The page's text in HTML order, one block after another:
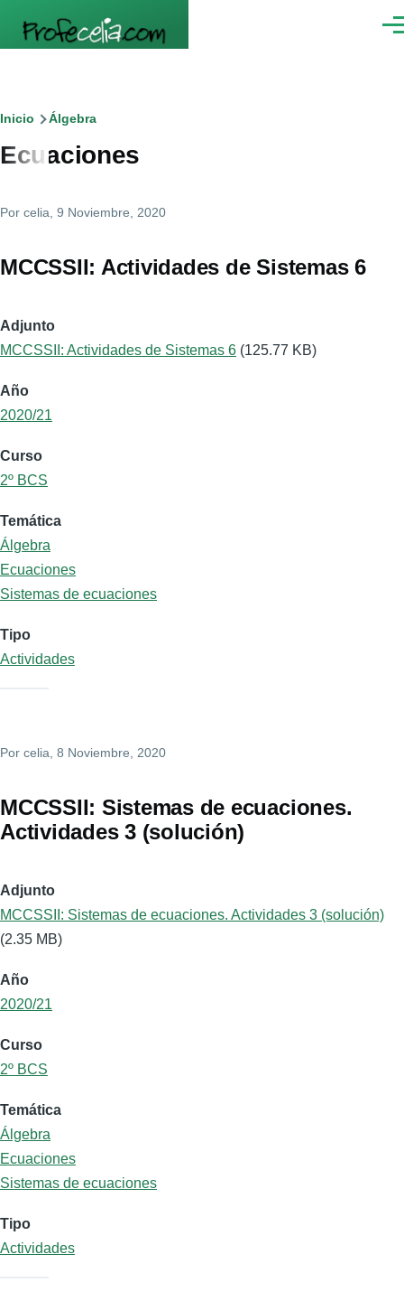
Ruta
de
Inicio Álgebra
Ecuaciones
Por celia , 9 Noviembre, 2020
MCCSSII: Actividades de Sistemas 6
Adjunto
MCCSSII: Actividades de Sistemas 6 (125.77 KB)
Año
2020/21
Curso
2º BCS
Temática
Álgebra
Ecuaciones
Sistemas de ecuaciones
Tipo
Actividades
Por celia , 8 Noviembre, 2020
MCCSSII: Sistemas de ecuaciones.
Actividades 3 (solución)
Adjunto
MCCSSII: Sistemas de ecuaciones. Actividades 3 (solución)
(2.35 MB)
Año
2020/21
Curso
2º BCS
Temática
Álgebra
Ecuaciones
Sistemas de ecuaciones
Tipo
Actividades